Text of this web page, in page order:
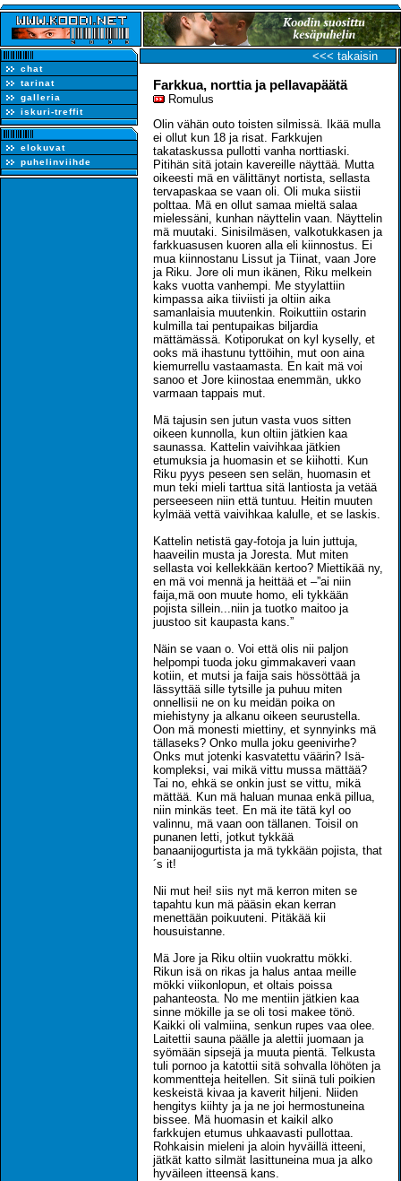
chat
tarinat
galleria
iskuri-treffit
elokuvat
puhelinviihde
<<< takaisin
Farkkua, norttia ja pellavapäätä
Romulus
Olin vähän outo toisten silmissä. Ikää mulla
ei ollut kun 18 ja risat. Farkkujen
takataskussa pullotti vanha norttiaski.
Pitihän sitä jotain kavereille näyttää. Mutta
oikeesti mä en välittänyt nortista, sellasta
tervapaskaa se vaan oli. Oli muka siistii
polttaa. Mä en ollut samaa mieltä salaa
mielessäni, kunhan näyttelin vaan. Näyttelin
mä muutaki. Sinisilmäsen, valkotukkasen ja
farkkuasusen kuoren alla eli kiinnostus. Ei
mua kiinnostanu Lissut ja Tiinat, vaan Jore
ja Riku. Jore oli mun ikänen, Riku melkein
kaks vuotta vanhempi. Me styylattiin
kimpassa aika tiiviisti ja oltiin aika
samanlaisia muutenkin. Roikuttiin ostarin
kulmilla tai pentupaikas biljardia
mättämässä. Kotiporukat on kyl kyselly, et
ooks mä ihastunu tyttöihin, mut oon aina
kiemurrellu vastaamasta. En kait mä voi
sanoo et Jore kiinostaa enemmän, ukko
varmaan tappais mut.
Mä tajusin sen jutun vasta vuos sitten
oikeen kunnolla, kun oltiin jätkien kaa
saunassa. Kattelin vaivihkaa jätkien
etumuksia ja huomasin et se kiihotti. Kun
Riku pyys peseen sen selän, huomasin et
mun teki mieli tarttua sitä lantiosta ja vetää
perseeseen niin että tuntuu. Heitin muuten
kylmää vettä vaivihkaa kalulle, et se laskis.
Kattelin netistä gay-fotoja ja luin juttuja,
haaveilin musta ja Joresta. Mut miten
sellasta voi kellekkään kertoo? Miettikää ny,
en mä voi mennä ja heittää et –”ai niin
faija,mä oon muute homo, eli tykkään
pojista sillein...niin ja tuotko maitoo ja
juustoo sit kaupasta kans.”
Näin se vaan o. Voi että olis nii paljon
helpompi tuoda joku gimmakaveri vaan
kotiin, et mutsi ja faija sais hössöttää ja
lässyttää sille tytsille ja puhuu miten
onnellisii ne on ku meidän poika on
miehistyny ja alkanu oikeen seurustella.
Oon mä monesti miettiny, et synnyinks mä
tällaseks? Onko mulla joku geenivirhe?
Onks mut jotenki kasvatettu väärin? Isä-
kompleksi, vai mikä vittu mussa mättää?
Tai no, ehkä se onkin just se vittu, mikä
mättää. Kun mä haluan munaa enkä pillua,
niin minkäs teet. En mä ite tätä kyl oo
valinnu, mä vaan oon tällanen. Toisil on
punanen letti, jotkut tykkää
banaanijogurtista ja mä tykkään pojista, that
´s it!
Nii mut hei! siis nyt mä kerron miten se
tapahtu kun mä pääsin ekan kerran
menettään poikuuteni. Pitäkää kii
housuistanne.
Mä Jore ja Riku oltiin vuokrattu mökki.
Rikun isä on rikas ja halus antaa meille
mökki viikonlopun, et oltais poissa
pahanteosta. No me mentiin jätkien kaa
sinne mökille ja se oli tosi makee tönö.
Kaikki oli valmiina, senkun rupes vaa olee.
Laitettii sauna päälle ja alettii juomaan ja
syömään sipsejä ja muuta pientä. Telkusta
tuli pornoo ja katottii sitä sohvalla löhöten ja
kommentteja heitellen. Sit siinä tuli poikien
keskeistä kivaa ja kaverit hiljeni. Niiden
hengitys kiihty ja ja ne joi hermostuneina
bissee. Mä huomasin et kaikil alko
farkkujen etumus uhkaavasti pullottaa.
Rohkaisin mieleni ja aloin hyväillä itteeni,
jätkät katto silmät lasittuneina mua ja alko
hyväileen itteensä kans.